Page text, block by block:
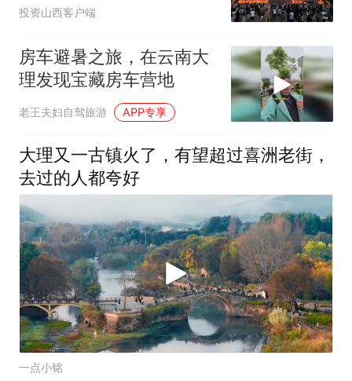
投资山西客户端
房车避暑之旅，在云南大
理发现宝藏房车营地
老王夫妇自驾旅游 APP专享
大理又一古镇火了，有望超过喜洲老街，
去过的人都夸好
一点小铭